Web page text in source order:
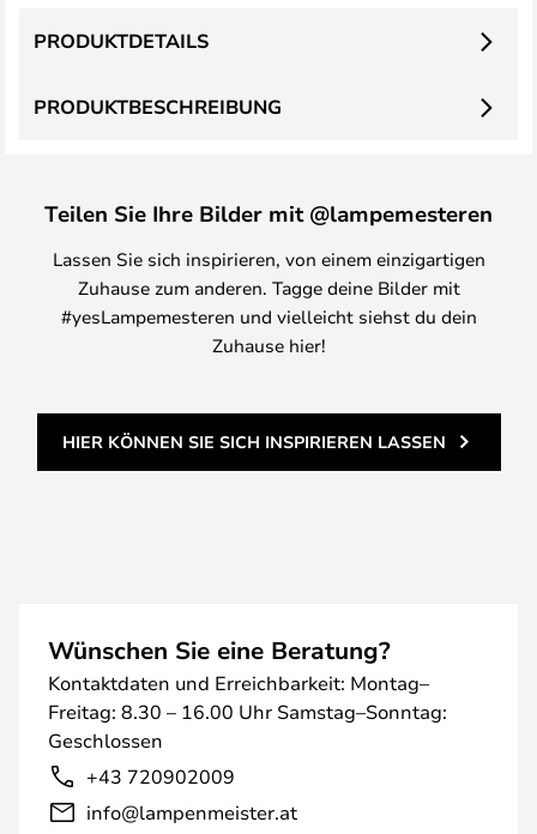
PRODUKTBESCHREIBUNG
PRODUKTDETAILS
Teilen Sie Ihre Bilder mit @lampemesteren
Lassen Sie sich inspirieren, von einem einzigartigen
Zuhause zum anderen. Tagge deine Bilder mit
#yesLampemesteren und vielleicht siehst du dein
Zuhause hier!
HIER KÖNNEN SIE SICH INSPIRIEREN LASSEN
Wünschen Sie eine Beratung?
Kontaktdaten und Erreichbarkeit: Montag–
Freitag: 8.30 – 16.00 Uhr Samstag–Sonntag:
Geschlossen
+43 720902009
info@lampenmeister.at